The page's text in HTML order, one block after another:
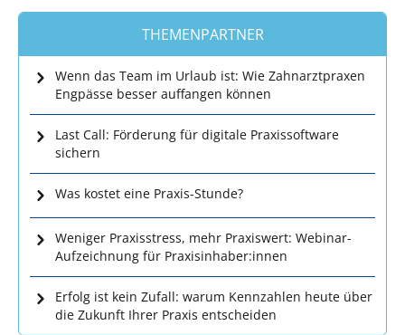
THEMENPARTNER
Wenn das Team im Urlaub ist: Wie Zahnarztpraxen
Engpässe besser auffangen können
Last Call: Förderung für digitale Praxissoftware
sichern
Was kostet eine Praxis-Stunde?
Weniger Praxisstress, mehr Praxiswert: Webinar-
Aufzeichnung für Praxisinhaber:innen
Erfolg ist kein Zufall: warum Kennzahlen heute über
die Zukunft Ihrer Praxis entscheiden